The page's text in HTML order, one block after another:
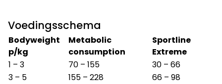
Voedingsschema
Bodyweight
p/kg
Metabolic
consumption
Sportline
Extreme
1 – 3
70 – 155
30 – 66
3 – 5
155 – 228
66 – 98